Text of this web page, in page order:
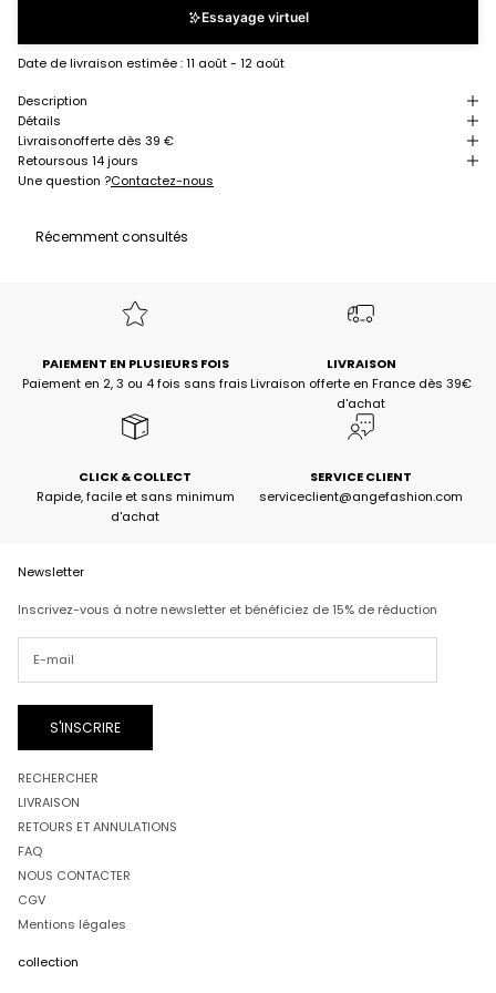
Essayage virtuel
Date de livraison estimée :11 août - 12 août
Description
Détails
Livraisonofferte dès 39 €
Retoursous 14 jours
Une question ?Contactez-nous
Récemment consultés
PAIEMENT EN PLUSIEURS FOIS
Paiement en 2, 3 ou 4 fois sans frais
LIVRAISON
Livraison offerte en France dès 39€
d'achat
CLICK & COLLECT
Rapide, facile et sans minimum
d'achat
SERVICE CLIENT
serviceclient@angefashion.com
Newsletter
Inscrivez-vous à notre newsletter et bénéficiez de 15% de réduction
S'INSCRIRE
RECHERCHER
LIVRAISON
RETOURS ET ANNULATIONS
FAQ
NOUS CONTACTER
CGV
Mentions légales
collection